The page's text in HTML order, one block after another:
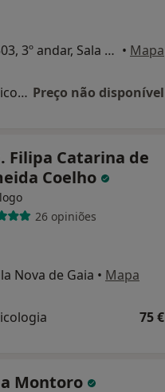
Avenida República, 2503, 3º andar, Sala 33, Vila Nova de Gaia • Mapa
Consulta online de Psicologia Preço não disponível
Filipa Catarina de
Coelho
26 opiniões
Nova de Gaia • Mapa
75 €
Montoro